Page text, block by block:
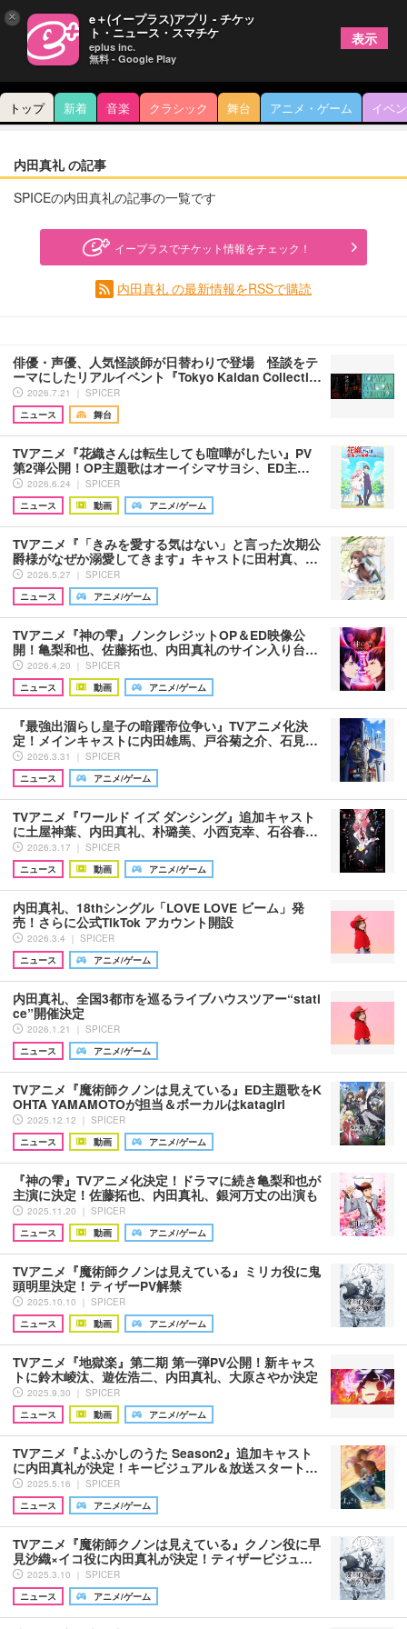
トップ 新着 音楽 クラシック 舞台 アニメ・ゲーム イベ
内田真礼 の記事
SPICEの内田真礼の記事の一覧です
イープラスでチケット情報をチェック！
内田真礼 の最新情報をRSSで購読
俳優・声優、人気怪談師が日替わりで登場 怪談をテ
ーマにしたリアルイベント『Tokyo Kaidan Collecti…
2026.7.21 ｜ SPICER
ニュース
舞台
TVアニメ『花織さんは転生しても喧嘩がしたい』PV
第2弾公開！OP主題歌はオーイシマサヨシ、ED主…
2026.6.24 ｜ SPICER
ニュース
動画 アニメ/ゲーム
TVアニメ『「きみを愛する気はない」と言った次期公
爵様がなぜか溺愛してきます』キャストに田村真、…
2026.5.27 ｜ SPICER
ニュース
アニメ/ゲーム
TVアニメ『神の雫』ノンクレジットOP＆ED映像公
開！亀梨和也、佐藤拓也、内田真礼のサイン入り台…
2026.4.20 ｜ SPICER
ニュース
動画 アニメ/ゲーム
『最強出涸らし皇子の暗躍帝位争い』TVアニメ化決
定！メインキャストに内田雄馬、戸谷菊之介、石見…
2026.3.31 ｜ SPICER
ニュース
アニメ/ゲーム
TVアニメ『ワールド イズ ダンシング』追加キャスト
に土屋神葉、内田真礼、朴璐美、小西克幸、石谷春…
2026.3.17 ｜ SPICER
ニュース
動画 アニメ/ゲーム
内田真礼、18thシングル「LOVE LOVE ビーム」発
売！さらに公式TikTok アカウント開設
2026.3.4 ｜ SPICER
ニュース
アニメ/ゲーム
内田真礼、全国3都市を巡るライブハウスツアー“stati
ce”開催決定
2026.1.21 ｜ SPICER
ニュース
アニメ/ゲーム
TVアニメ『魔術師クノンは見えている』ED主題歌をK
OHTA YAMAMOTOが担当＆ボーカルはkatagiri
2025.12.12 ｜ SPICER
ニュース
動画 アニメ/ゲーム
『神の雫』TVアニメ化決定！ドラマに続き亀梨和也が
主演に決定！佐藤拓也、内田真礼、銀河万丈の出演も
2025.11.20 ｜ SPICER
ニュース
動画 アニメ/ゲーム
TVアニメ『魔術師クノンは見えている』ミリカ役に鬼
頭明里決定！ティザーPV解禁
2025.10.10 ｜ SPICER
ニュース
動画 アニメ/ゲーム
TVアニメ『地獄楽』第二期 第一弾PV公開！新キャス
トに鈴木崚汰、遊佐浩二、内田真礼、大原さやか決定
2025.9.30 ｜ SPICER
ニュース
動画 アニメ/ゲーム
TVアニメ『よふかしのうた Season2』追加キャスト
に内田真礼が決定！キービジュアル＆放送スタート…
2025.5.16 ｜ SPICER
ニュース
アニメ/ゲーム
TVアニメ『魔術師クノンは見えている』クノン役に早
見沙織×イコ役に内田真礼が決定！ティザービジュ…
2025.3.10 ｜ SPICER
ニュース
アニメ/ゲーム
× e＋(イープラス)アプリ - チケッ
ト・ニュース・スマチケ
eplus inc.
無料 - Google Play
表示